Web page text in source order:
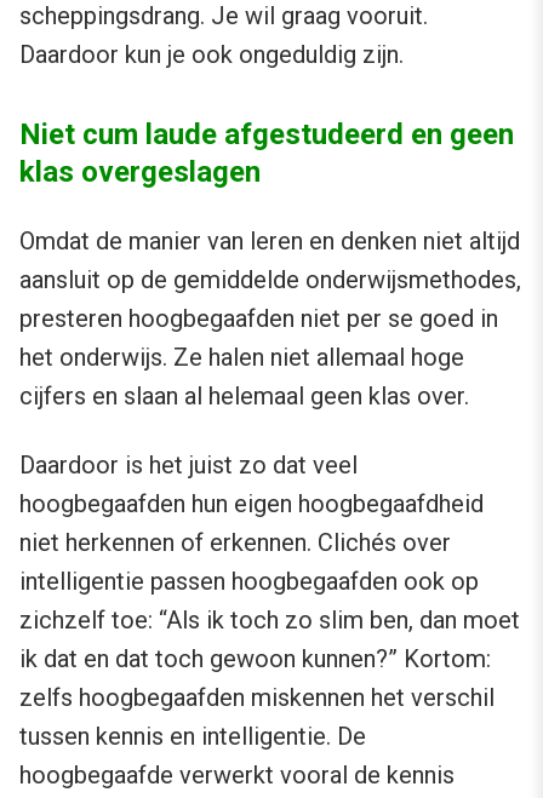
scheppingsdrang. Je wil graag vooruit.
Daardoor kun je ook ongeduldig zijn.
Niet cum laude afgestudeerd en geen
klas overgeslagen
Omdat de manier van leren en denken niet altijd
aansluit op de gemiddelde onderwijsmethodes,
presteren hoogbegaafden niet per se goed in
het onderwijs. Ze halen niet allemaal hoge
cijfers en slaan al helemaal geen klas over.
Daardoor is het juist zo dat veel
hoogbegaafden hun eigen hoogbegaafdheid
niet herkennen of erkennen. Clichés over
intelligentie passen hoogbegaafden ook op
zichzelf toe: “Als ik toch zo slim ben, dan moet
ik dat en dat toch gewoon kunnen?” Kortom:
zelfs hoogbegaafden miskennen het verschil
tussen kennis en intelligentie. De
hoogbegaafde verwerkt vooral de kennis